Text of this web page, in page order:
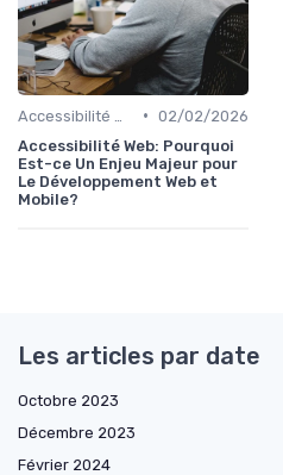
• 02/02/2026
Accessibilité Web: Pourquoi
Est-ce Un Enjeu Majeur pour
Le Développement Web et
Mobile?
Les articles par date
Octobre 2023
Décembre 2023
Février 2024